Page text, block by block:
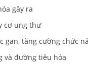
gây ra
cơ ung thư
gan, tăng cường chức
và đường tiêu hóa